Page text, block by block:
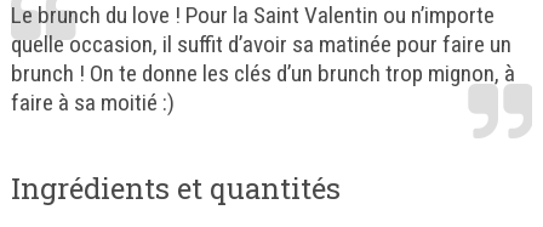
Le brunch du love ! Pour la Saint Valentin ou n’importe
quelle occasion, il suffit d’avoir sa matinée pour faire un
brunch ! On te donne les clés d’un brunch trop mignon, à
faire à sa moitié :)
Ingrédients et quantités